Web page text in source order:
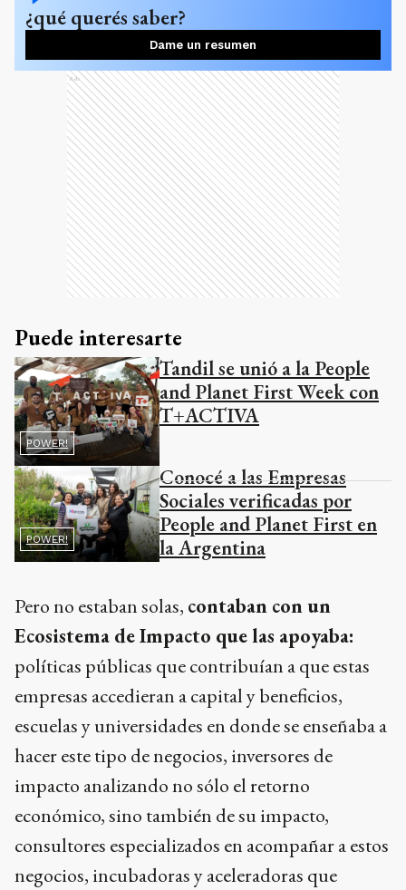
¿qué querés saber?
Dame un resumen
Ads
Puede interesarte
POWER!
Tandil se unió a la People
and Planet First Week con
T+ACTIVA
POWER!
Conocé a las Empresas
Sociales verificadas por
People and Planet First en
la Argentina
Pero no estaban solas, contaban con un
Ecosistema de Impacto que las apoyaba:
políticas públicas que contribuían a que estas
empresas accedieran a capital y beneficios,
escuelas y universidades en donde se enseñaba a
hacer este tipo de negocios, inversores de
impacto analizando no sólo el retorno
económico, sino también de su impacto,
consultores especializados en acompañar a estos
negocios, incubadoras y aceleradoras que